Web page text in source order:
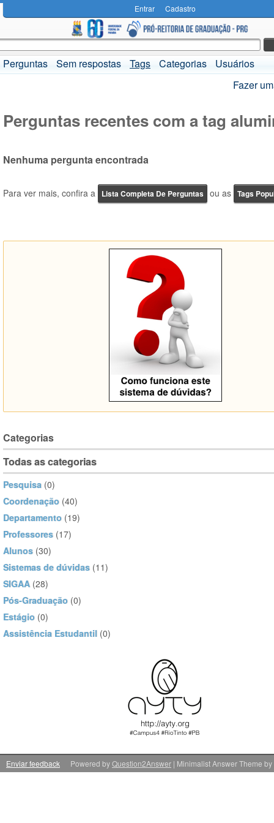
Entrar Cadastro
Perguntas Sem respostas Tags Categorias
Usuários
Fazer
Perguntas recentes com a tag
Nenhuma pergunta encontrada
Para ver mais, confira a Lista Completa De Perguntas ou as Tags
Categorias
Todas as categorias
Pesquisa (0)
Coordenação (40)
Departamento (19)
Professores (17)
Alunos (30)
Sistemas de dúvidas (11)
SIGAA (28)
Pós-Graduação (0)
Estágio (0)
Assistência Estudantil (0)
Enviar feedback | Minimalist Answer Theme by
Powered byQuestion2Answer